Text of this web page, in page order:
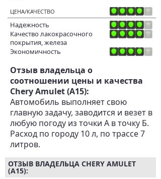
ЦЕНА/КАЧЕСТВО
Надежность
Качество лакокрасочного
покрытия, железа
Экономичность
Отзыв владельца о
соотношении цены и качества
Chery Amulet (A15):
Автомобиль выполняет свою
главную задачу, заводится и везет в
любую погоду из точки А в точку Б.
Расход по городу 10 л, по трассе 7
литров.
ОТЗЫВ ВЛАДЕЛЬЦА CHERY AMULET
(A15):